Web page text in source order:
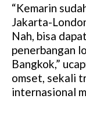
“Kemarin
Jakarta-
Nah, bisa
penerbangan
Bangkok,”
omset, sekali
internasional